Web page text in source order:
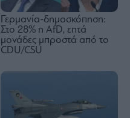
Γερμανία-δημοσκόπηση:
Στο 28% η AfD, επτά
μονάδες μπροστά από το
CDU/CSU